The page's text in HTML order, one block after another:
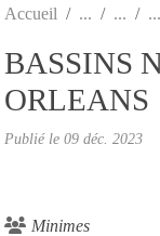
Accueil
BASSINS
ORLEANS
Publié le 09 déc. 2023
Minimes